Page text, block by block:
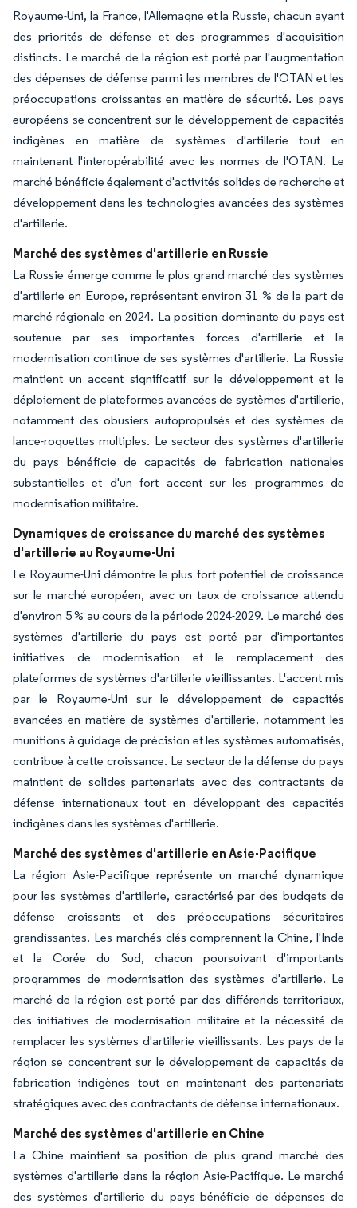
Royaume-Uni, la France, l'Allemagne et la Russie, chacun ayant
des priorités de défense et des programmes d'acquisition
distincts. Le marché de la région est porté par l'augmentation
des dépenses de défense parmi les membres de l'OTAN et les
préoccupations croissantes en matière de sécurité. Les pays
européens se concentrent sur le développement de capacités
indigènes en matière de systèmes d'artillerie tout en
maintenant l'interopérabilité avec les normes de l'OTAN. Le
marché bénéficie également d'activités solides de recherche et
développement dans les technologies avancées des systèmes
d'artillerie.
Marché des systèmes d'artillerie en Russie
La Russie émerge comme le plus grand marché des systèmes
d'artillerie en Europe, représentant environ 31 % de la part de
marché régionale en 2024. La position dominante du pays est
soutenue par ses importantes forces d'artillerie et la
modernisation continue de ses systèmes d'artillerie. La Russie
maintient un accent significatif sur le développement et le
déploiement de plateformes avancées de systèmes d'artillerie,
notamment des obusiers autopropulsés et des systèmes de
lance-roquettes multiples. Le secteur des systèmes d'artillerie
du pays bénéficie de capacités de fabrication nationales
substantielles et d'un fort accent sur les programmes de
modernisation militaire.
Dynamiques de croissance du marché des systèmes
d'artillerie au Royaume-Uni
Le Royaume-Uni démontre le plus fort potentiel de croissance
sur le marché européen, avec un taux de croissance attendu
d'environ 5 % au cours de la période 2024-2029. Le marché des
systèmes d'artillerie du pays est porté par d'importantes
initiatives de modernisation et le remplacement des
plateformes de systèmes d'artillerie vieillissantes. L'accent mis
par le Royaume-Uni sur le développement de capacités
avancées en matière de systèmes d'artillerie, notamment les
munitions à guidage de précision et les systèmes automatisés,
contribue à cette croissance. Le secteur de la défense du pays
maintient de solides partenariats avec des contractants de
défense internationaux tout en développant des capacités
indigènes dans les systèmes d'artillerie.
Marché des systèmes d'artillerie en Asie-Pacifique
La région Asie-Pacifique représente un marché dynamique
pour les systèmes d'artillerie, caractérisé par des budgets de
défense croissants et des préoccupations sécuritaires
grandissantes. Les marchés clés comprennent la Chine, l'Inde
et la Corée du Sud, chacun poursuivant d'importants
programmes de modernisation des systèmes d'artillerie. Le
marché de la région est porté par des différends territoriaux,
des initiatives de modernisation militaire et la nécessité de
remplacer les systèmes d'artillerie vieillissants. Les pays de la
région se concentrent sur le développement de capacités de
fabrication indigènes tout en maintenant des partenariats
stratégiques avec des contractants de défense internationaux.
Marché des systèmes d'artillerie en Chine
La Chine maintient sa position de plus grand marché des
systèmes d'artillerie dans la région Asie-Pacifique. Le marché
des systèmes d'artillerie du pays bénéficie de dépenses de